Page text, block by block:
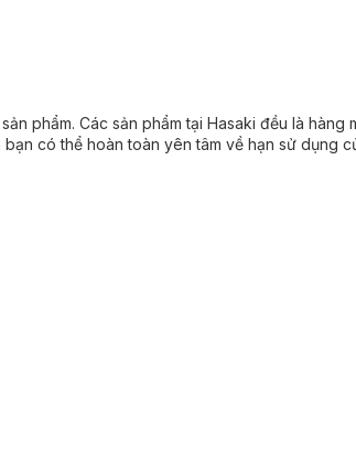
phẩm. Các sản phẩm tại Hasaki đều là hàng
có thể hoàn toàn yên tâm về hạn sử dụng